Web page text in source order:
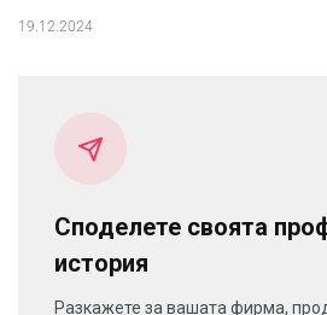
19.12.2024
Споделете своята
история
Разкажете за вашата фирма,